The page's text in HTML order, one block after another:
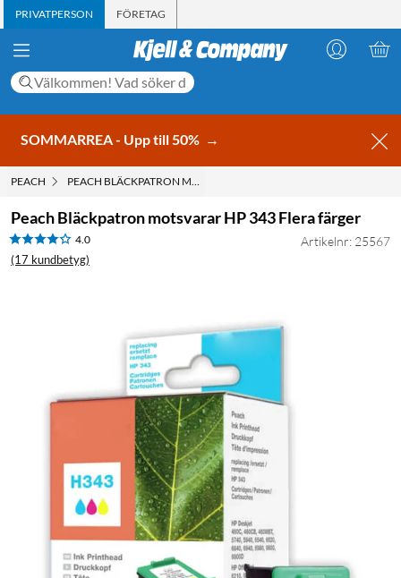
PRIVATPERSON FÖRETAG
SOMMARREA - Upp till 50% →
PEACH PEACH BLÄCKPATRON MOTSVARAR HP 343 FLERA FÄRGER
Peach Bläckpatron motsvarar HP 343 Flera färger
4.0
(17 kundbetyg)
Artikelnr: 25567